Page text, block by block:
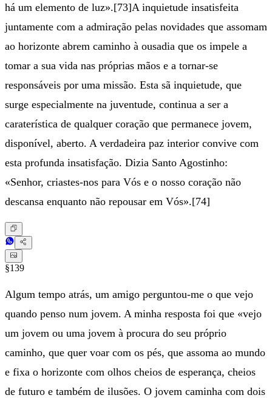
há um elemento de luz».[73]A inquietude insatisfeita
juntamente com a admiração pelas novidades que assomam
ao horizonte abrem caminho à ousadia que os impele a
tomar a sua vida nas próprias mãos e a tornar-se
responsáveis por uma missão. Esta sã inquietude, que
surge especialmente na juventude, continua a ser a
caraterística de qualquer coração que permanece jovem,
disponível, aberto. A verdadeira paz interior convive com
esta profunda insatisfação. Dizia Santo Agostinho:
«Senhor, criastes-nos para Vós e o nosso coração não
descansa enquanto não repousar em Vós».[74]
§139
Algum tempo atrás, um amigo perguntou-me o que vejo
quando penso num jovem. A minha resposta foi que «vejo
um jovem ou uma jovem à procura do seu próprio
caminho, que quer voar com os pés, que assoma ao mundo
e fixa o horizonte com olhos cheios de esperança, cheios
de futuro e também de ilusões. O jovem caminha com dois